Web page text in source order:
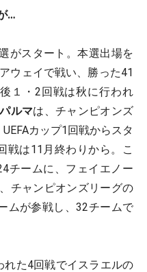
…
がスタート。本選出場を
ウェイで戦い、勝った41
１・2回戦は秋に行われ
ルマは、チャンピオンズ
カップ1回戦からスタ
戦は11月終わりから。こ
チームに、フェイエノー
チャンピオンズリーグの
ムが参戦し、32チームで
た4回戦でイスラエルの